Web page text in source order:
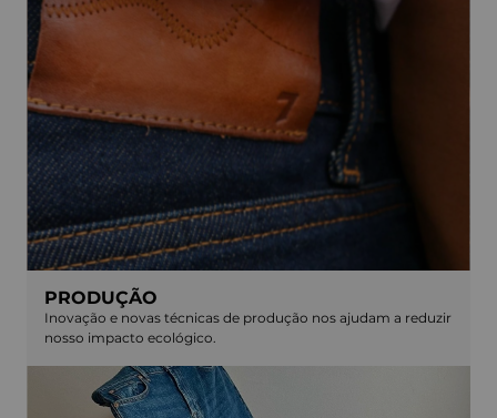
PRODUÇÃO
Inovação e novas técnicas de produção nos ajudam a reduzir
nosso impacto ecológico.